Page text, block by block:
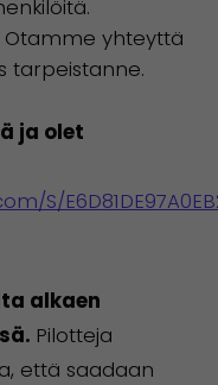
Otamme yhteyttä
tarpeistanne.
ja olet
S/
alkaen
Pilotteja
että saadaan